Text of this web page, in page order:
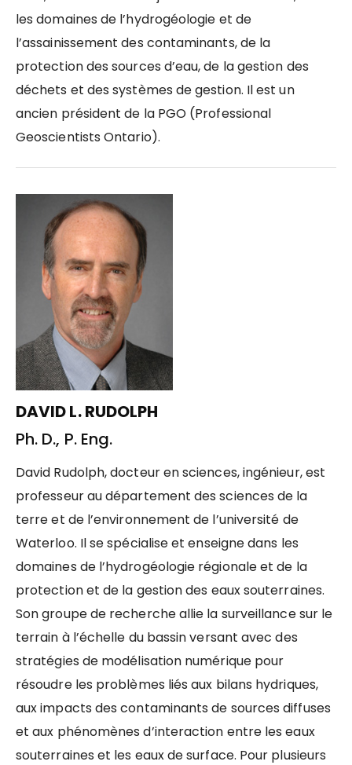
les domaines de l’hydrogéologie et de
l’assainissement des contaminants, de la
protection des sources d’eau, de la gestion des
déchets et des systèmes de gestion. Il est un
ancien président de la PGO (Professional
Geoscientists Ontario).
DAVID L. RUDOLPH
Ph. D., P. Eng.
David Rudolph, docteur en sciences, ingénieur, est
professeur au département des sciences de la
terre et de l’environnement de l’université de
Waterloo. Il se spécialise et enseigne dans les
domaines de l’hydrogéologie régionale et de la
protection et de la gestion des eaux souterraines.
Son groupe de recherche allie la surveillance sur le
terrain à l’échelle du bassin versant avec des
stratégies de modélisation numérique pour
résoudre les problèmes liés aux bilans hydriques,
aux impacts des contaminants de sources diffuses
et aux phénomènes d’interaction entre les eaux
souterraines et les eaux de surface. Pour plusieurs